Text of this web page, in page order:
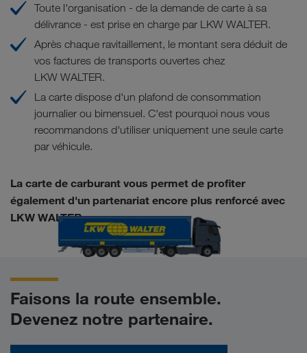
Toute l'organisation - de la demande de carte à sa
délivrance - est prise en charge par LKW WALTER.
Après chaque ravitaillement, le montant sera déduit de
vos factures de transports ouvertes chez
LKW WALTER.
La carte dispose d'un plafond de consommation
journalier ou bimensuel. C'est pourquoi nous vous
recommandons d'utiliser uniquement une seule carte
par véhicule.
La carte de carburant vous permet de profiter
également d'un partenariat encore plus renforcé avec
LKW WALTER.
Faisons la route ensemble.
Devenez notre partenaire.